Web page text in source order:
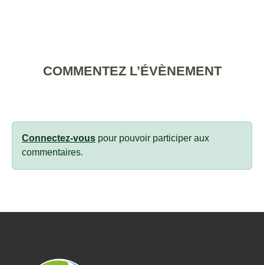
COMMENTEZ L’ÉVÈNEMENT
Connectez-vous pour pouvoir participer aux
commentaires.